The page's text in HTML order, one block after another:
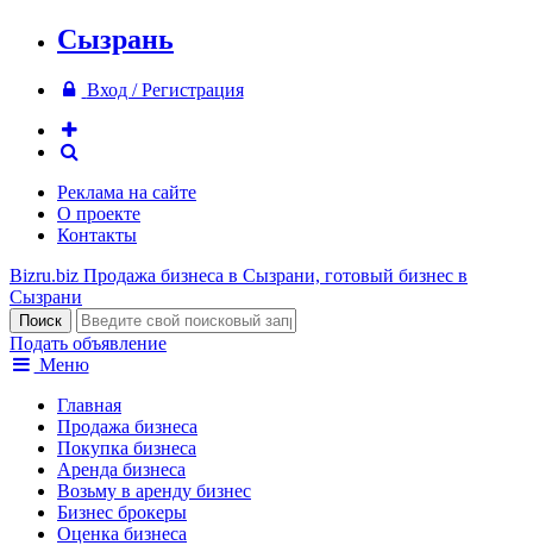
Сызрань
Вход / Регистрация
Реклама на сайте
О проекте
Контакты
Bizru.biz Продажа бизнеса в Сызрани, готовый бизнес в
Сызрани
Подать объявление
Меню
Главная
Продажа бизнеса
Покупка бизнеса
Аренда бизнеса
Возьму в аренду бизнес
Бизнес брокеры
Оценка бизнеса